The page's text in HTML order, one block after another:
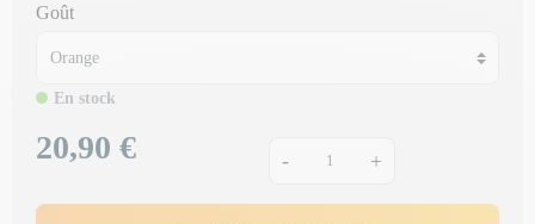
Goût
En stock
Prix
20,90 € - +